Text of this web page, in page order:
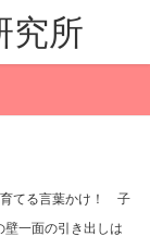
究所
育てる言葉かけ！ 子
壁一面の引き出しは